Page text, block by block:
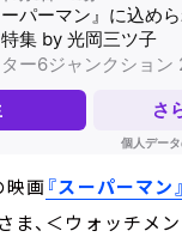
映画『スーパーマン』
ま、＜ウォッチメ